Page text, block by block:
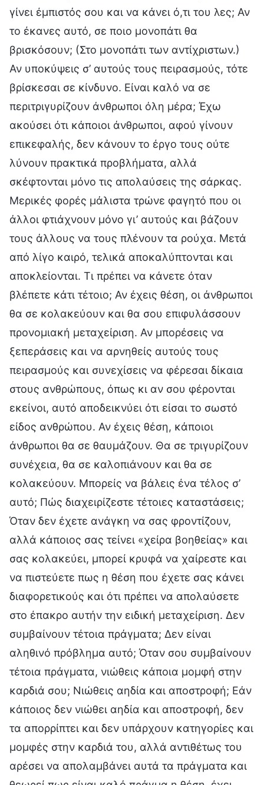
γίνει έμπιστός σου και να κάνει ό,τι του λες; Αν
το έκανες αυτό, σε ποιο μονοπάτι θα
βρισκόσουν; (Στο μονοπάτι των αντίχριστων.)
Αν υποκύψεις σ’ αυτούς τους πειρασμούς, τότε
βρίσκεσαι σε κίνδυνο. Είναι καλό να σε
περιτριγυρίζουν άνθρωποι όλη μέρα; Έχω
ακούσει ότι κάποιοι άνθρωποι, αφού γίνουν
επικεφαλής, δεν κάνουν το έργο τους ούτε
λύνουν πρακτικά προβλήματα, αλλά
σκέφτονται μόνο τις απολαύσεις της σάρκας.
Μερικές φορές μάλιστα τρώνε φαγητό που οι
άλλοι φτιάχνουν μόνο γι’ αυτούς και βάζουν
τους άλλους να τους πλένουν τα ρούχα. Μετά
από λίγο καιρό, τελικά αποκαλύπτονται και
αποκλείονται. Τι πρέπει να κάνετε όταν
βλέπετε κάτι τέτοιο; Αν έχεις θέση, οι άνθρωποι
θα σε κολακεύουν και θα σου επιφυλάσσουν
προνομιακή μεταχείριση. Αν μπορέσεις να
ξεπεράσεις και να αρνηθείς αυτούς τους
πειρασμούς και συνεχίσεις να φέρεσαι δίκαια
στους ανθρώπους, όπως κι αν σου φέρονται
εκείνοι, αυτό αποδεικνύει ότι είσαι το σωστό
είδος ανθρώπου. Αν έχεις θέση, κάποιοι
άνθρωποι θα σε θαυμάζουν. Θα σε τριγυρίζουν
συνέχεια, θα σε καλοπιάνουν και θα σε
κολακεύουν. Μπορείς να βάλεις ένα τέλος σ’
αυτό; Πώς διαχειρίζεστε τέτοιες καταστάσεις;
Όταν δεν έχετε ανάγκη να σας φροντίζουν,
αλλά κάποιος σας τείνει «χείρα βοηθείας» και
σας κολακεύει, μπορεί κρυφά να χαίρεστε και
να πιστεύετε πως η θέση που έχετε σας κάνει
διαφορετικούς και ότι πρέπει να απολαύσετε
στο έπακρο αυτήν την ειδική μεταχείριση. Δεν
συμβαίνουν τέτοια πράγματα; Δεν είναι
αληθινό πρόβλημα αυτό; Όταν σου συμβαίνουν
τέτοια πράγματα, νιώθεις κάποια μομφή στην
καρδιά σου; Νιώθεις αηδία και αποστροφή; Εάν
κάποιος δεν νιώθει αηδία και αποστροφή, δεν
τα απορρίπτει και δεν υπάρχουν κατηγορίες και
μομφές στην καρδιά του, αλλά αντιθέτως του
αρέσει να απολαμβάνει αυτά τα πράγματα και